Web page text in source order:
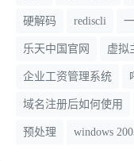
硬解码 rediscli
乐天中国官网 虚拟
企业工资管理系统
域名注册后如何使用
预处理 windows